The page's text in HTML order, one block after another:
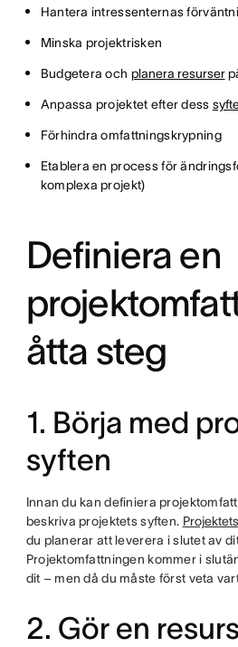
Hantera intressenternas
Minska projektrisken
Budgetera och planera resurser
Anpassa projektet efter dess
Förhindra omfattningskrypning
Etablera en process för
komplexa projekt)
Definiera en
åtta steg
1. Börja med
syften
Innan du kan definiera
beskriva projektets syften.
du planerar att leverera i slutet av
Projektomfattningen kommer i
dit – men då du måste först veta vart
2. Gör en